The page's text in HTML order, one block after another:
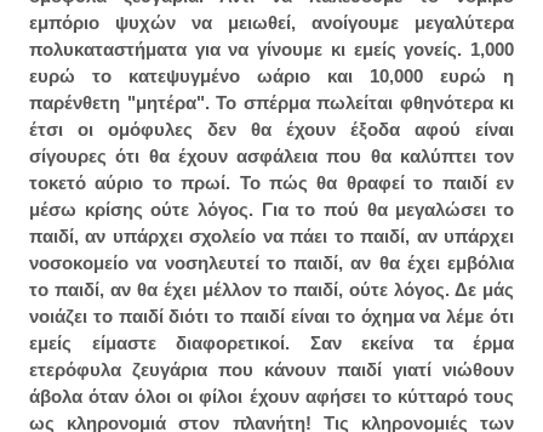
εμπόριο ψυχών να μειωθεί, ανοίγουμε μεγαλύτερα
πολυκαταστήματα για να γίνουμε κι εμείς γονείς. 1,000
ευρώ το κατεψυγμένο ωάριο και 10,000 ευρώ η
παρένθετη "μητέρα". Το σπέρμα πωλείται φθηνότερα κι
έτσι οι ομόφυλες δεν θα έχουν έξοδα αφού είναι
σίγουρες ότι θα έχουν ασφάλεια που θα καλύπτει τον
τοκετό αύριο το πρωί. Το πώς θα θραφεί το παιδί εν
μέσω κρίσης ούτε λόγος. Για το πού θα μεγαλώσει το
παιδί, αν υπάρχει σχολείο να πάει το παιδί, αν υπάρχει
νοσοκομείο να νοσηλευτεί το παιδί, αν θα έχει εμβόλια
το παιδί, αν θα έχει μέλλον το παιδί, ούτε λόγος. Δε μάς
νοιάζει το παιδί διότι το παιδί είναι το όχημα να λέμε ότι
εμείς είμαστε διαφορετικοί. Σαν εκείνα τα έρμα
ετερόφυλα ζευγάρια που κάνουν παιδί γιατί νιώθουν
άβολα όταν όλοι οι φίλοι έχουν αφήσει το κύτταρό τους
ως κληρονομιά στον πλανήτη! Τις κληρονομιές των